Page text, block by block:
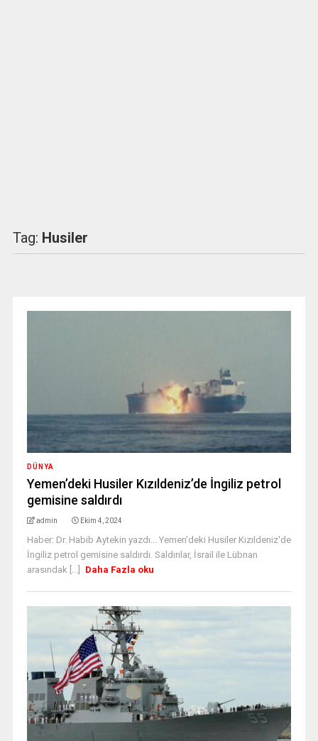
Tag: Husiler
DÜNYA
Yemen’deki Husiler Kızıldeniz’de İngiliz petrol
gemisine saldırdı
admin Ekim 4, 2024
Haber: Dr. Habib Aytekin yazdı... Yemen'deki Husiler Kızıldeniz'de
İngiliz petrol gemisine saldırdı. Saldırılar, İsrail ile Lübnan
arasındak [...]
Daha Fazla oku